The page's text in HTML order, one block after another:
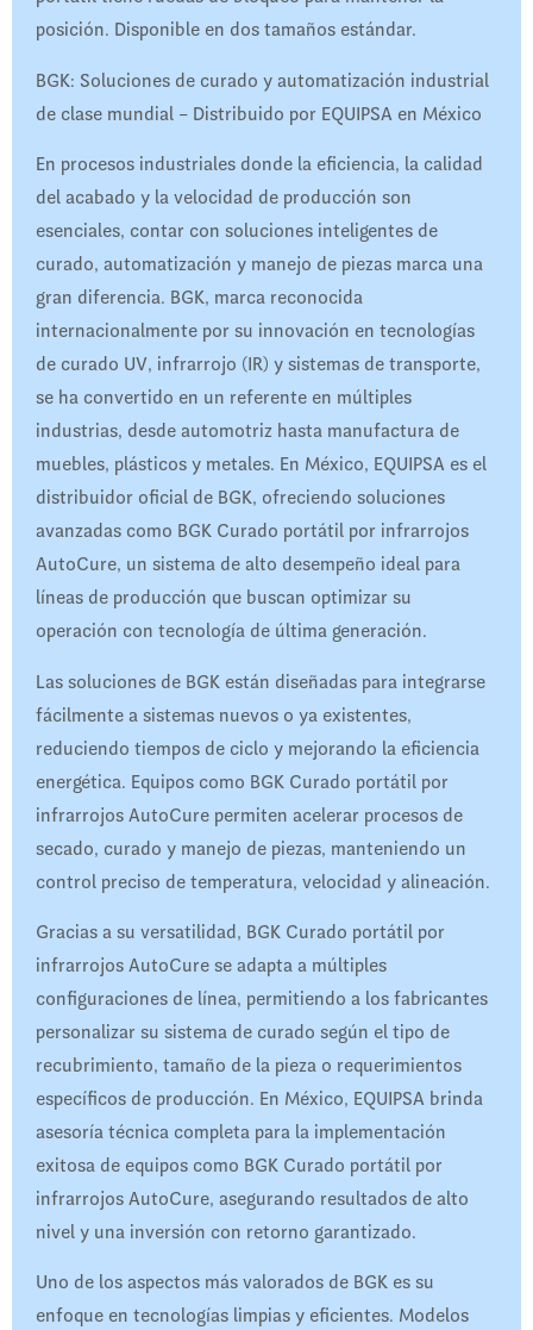
posición. Disponible en dos tamaños estándar.
BGK: Soluciones de curado y automatización industrial
de clase mundial – Distribuido por EQUIPSA en México
En procesos industriales donde la eficiencia, la calidad
del acabado y la velocidad de producción son
esenciales, contar con soluciones inteligentes de
curado, automatización y manejo de piezas marca una
gran diferencia. BGK, marca reconocida
internacionalmente por su innovación en tecnologías
de curado UV, infrarrojo (IR) y sistemas de transporte,
se ha convertido en un referente en múltiples
industrias, desde automotriz hasta manufactura de
muebles, plásticos y metales. En México, EQUIPSA es el
distribuidor oficial de BGK, ofreciendo soluciones
avanzadas como BGK Curado portátil por infrarrojos
AutoCure, un sistema de alto desempeño ideal para
líneas de producción que buscan optimizar su
operación con tecnología de última generación.
Las soluciones de BGK están diseñadas para integrarse
fácilmente a sistemas nuevos o ya existentes,
reduciendo tiempos de ciclo y mejorando la eficiencia
energética. Equipos como BGK Curado portátil por
infrarrojos AutoCure permiten acelerar procesos de
secado, curado y manejo de piezas, manteniendo un
control preciso de temperatura, velocidad y alineación.
Gracias a su versatilidad, BGK Curado portátil por
infrarrojos AutoCure se adapta a múltiples
configuraciones de línea, permitiendo a los fabricantes
personalizar su sistema de curado según el tipo de
recubrimiento, tamaño de la pieza o requerimientos
específicos de producción. En México, EQUIPSA brinda
asesoría técnica completa para la implementación
exitosa de equipos como BGK Curado portátil por
infrarrojos AutoCure, asegurando resultados de alto
nivel y una inversión con retorno garantizado.
Uno de los aspectos más valorados de BGK es su
enfoque en tecnologías limpias y eficientes. Modelos